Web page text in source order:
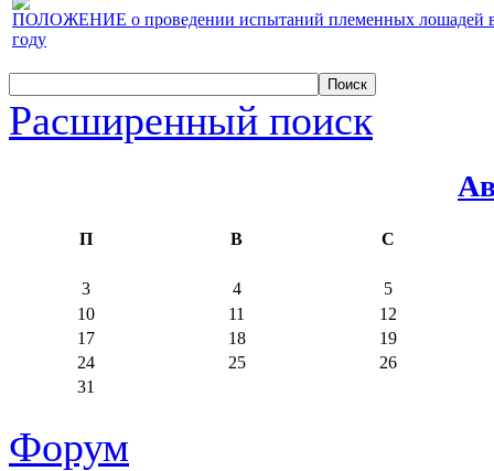
ПОЛОЖЕНИЕ о проведении испытаний племенных лошадей
году
Расширенный поиск
П В С
3 4
5
10
11
12
17
18
19
24
25
26
31
Форум